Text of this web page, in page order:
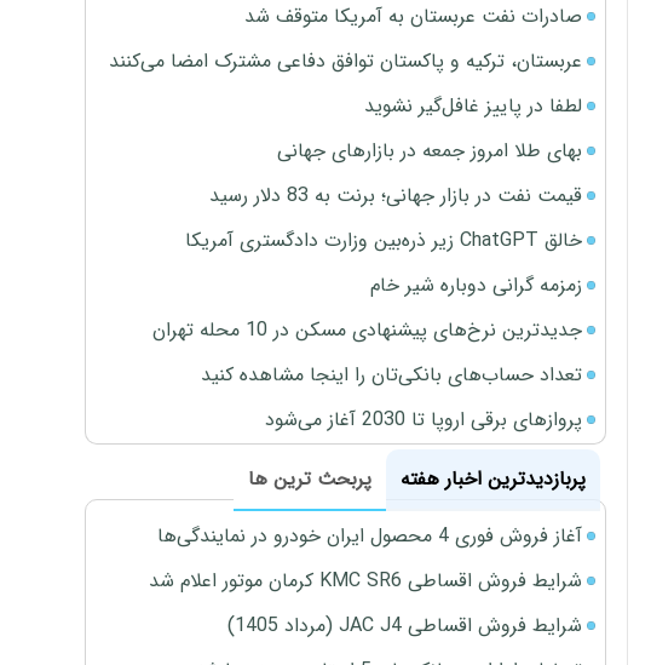
صادرات نفت عربستان به آمریکا متوقف شد
عربستان، ترکیه و پاکستان توافق دفاعی مشترک امضا می‌کنند
لطفا در پاییز غافل‌گیر نشوید
بهای طلا امروز جمعه در بازارهای جهانی
قیمت نفت در بازار جهانی؛ برنت به 83 دلار رسید
خالق ChatGPT زیر ذره‌بین وزارت دادگستری آمریکا
زمزمه گرانی دوباره شیر خام
جدیدترین نرخ‌های پیشنهادی مسکن در 10 محله تهران
تعداد حساب‌های بانکی‌تان را اینجا مشاهده کنید
پروازهای برقی اروپا تا 2030 آغاز می‌شود
پربازدیدترین اخبار هفته
پربحث ترین ها
آغاز فروش فوری 4 محصول ایران خودرو در نمایندگی‌ها
شرایط فروش اقساطی KMC SR6 کرمان موتور اعلام شد
شرایط فروش اقساطی JAC J4 (مرداد 1405)